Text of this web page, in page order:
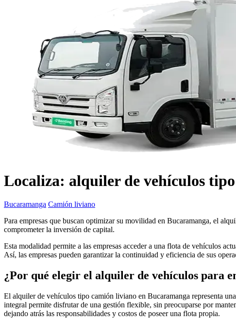
Localiza: alquiler de vehículos
Bucaramanga Camión liviano
Para empresas que buscan optimizar su movilidad en Bucaramanga, el
comprometer la inversión de capital.
Esta modalidad permite a las empresas acceder a una flota de vehículos
Así, las empresas pueden garantizar la continuidad y eficiencia de sus
¿Por qué elegir el alquiler de vehículos para
El alquiler de vehículos tipo camión liviano en Bucaramanga representa
integral permite disfrutar de una gestión flexible, sin preocuparse por
dejando atrás las responsabilidades y costos de poseer una flota propia.